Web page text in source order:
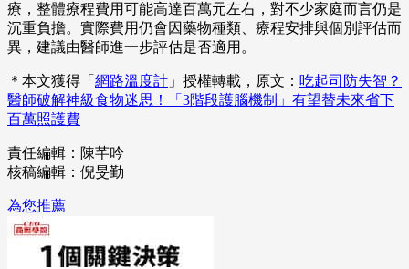
療，整體療程費用可能高達百萬元左右，對不少家庭而言仍是
沉重負擔。實際費用仍會因藥物種類、療程安排與個別評估而
異，建議由醫師進一步評估是否適用。
＊本文獲得「 網路溫度計 」授權轉載，原文： 吃起司防失智？
醫師破解神級食物迷思！「3階段護腦機制」有望替未來省下
百萬照護費
責任編輯：陳芊吟
核稿編輯：倪旻勤
為您推薦